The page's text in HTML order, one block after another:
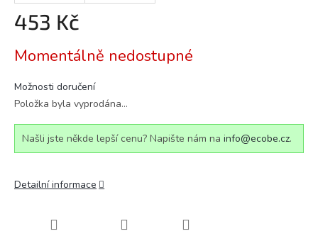
453 Kč
cena:
Momentálně nedostupné
Možnosti doručení
Položka byla vyprodána…
Našli jste někde lepší cenu? Napište nám na info@ecobe.cz.
Detailní informace